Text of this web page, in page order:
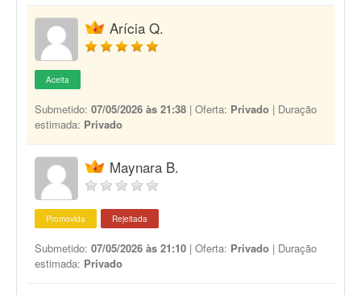
Arícia Q.
Aceita
Submetido: 07/05/2026 às 21:38 | Oferta: Privado | Duração
estimada: Privado
Maynara B.
Promovida Rejeitada
Submetido: 07/05/2026 às 21:10 | Oferta: Privado | Duração
estimada: Privado